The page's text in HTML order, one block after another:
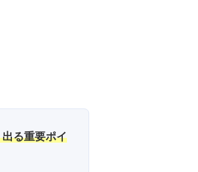
る重要ポイ